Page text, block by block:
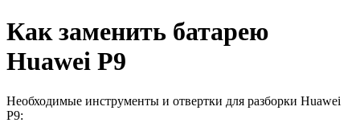
Как заменить батарею
Huawei P9
Необходимые инструменты и отвертки для разборки Huawei
P9: